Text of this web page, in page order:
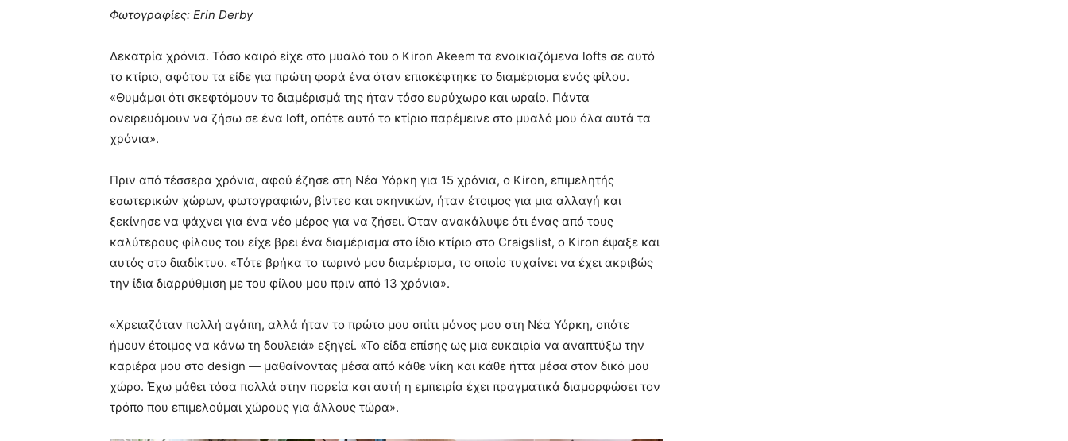
Φωτογραφίες: Erin Derby
Δεκατρία χρόνια. Τόσο καιρό είχε στο μυαλό του ο Kiron Akeem τα ενοικιαζόμενα lofts σε αυτό
το κτίριο, αφότου τα είδε για πρώτη φορά ένα όταν επισκέφτηκε το διαμέρισμα ενός φίλου.
«Θυμάμαι ότι σκεφτόμουν το διαμέρισμά της ήταν τόσο ευρύχωρο και ωραίο. Πάντα
ονειρευόμουν να ζήσω σε ένα loft, οπότε αυτό το κτίριο παρέμεινε στο μυαλό μου όλα αυτά τα
χρόνια».
Πριν από τέσσερα χρόνια, αφού έζησε στη Νέα Υόρκη για 15 χρόνια, ο Kiron, επιμελητής
εσωτερικών χώρων, φωτογραφιών, βίντεο και σκηνικών, ήταν έτοιμος για μια αλλαγή και
ξεκίνησε να ψάχνει για ένα νέο μέρος για να ζήσει. Όταν ανακάλυψε ότι ένας από τους
καλύτερους φίλους του είχε βρει ένα διαμέρισμα στο ίδιο κτίριο στο Craigslist, ο Kiron έψαξε και
αυτός στο διαδίκτυο. «Τότε βρήκα το τωρινό μου διαμέρισμα, το οποίο τυχαίνει να έχει ακριβώς
την ίδια διαρρύθμιση με του φίλου μου πριν από 13 χρόνια».
«Χρειαζόταν πολλή αγάπη, αλλά ήταν το πρώτο μου σπίτι μόνος μου στη Νέα Υόρκη, οπότε
ήμουν έτοιμος να κάνω τη δουλειά» εξηγεί. «Το είδα επίσης ως μια ευκαιρία να αναπτύξω την
καριέρα μου στο design — μαθαίνοντας μέσα από κάθε νίκη και κάθε ήττα μέσα στον δικό μου
χώρο. Έχω μάθει τόσα πολλά στην πορεία και αυτή η εμπειρία έχει πραγματικά διαμορφώσει τον
τρόπο που επιμελούμαι χώρους για άλλους τώρα».